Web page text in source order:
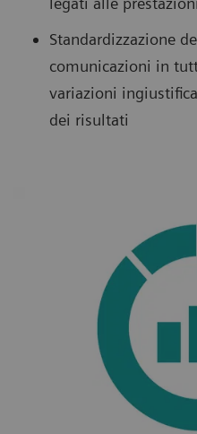
Standardizzazione
comunicazioni in
variazioni
dei risultati